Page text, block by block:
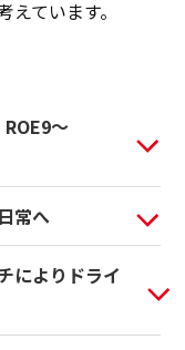
ています。
～
常へ
により ドライ